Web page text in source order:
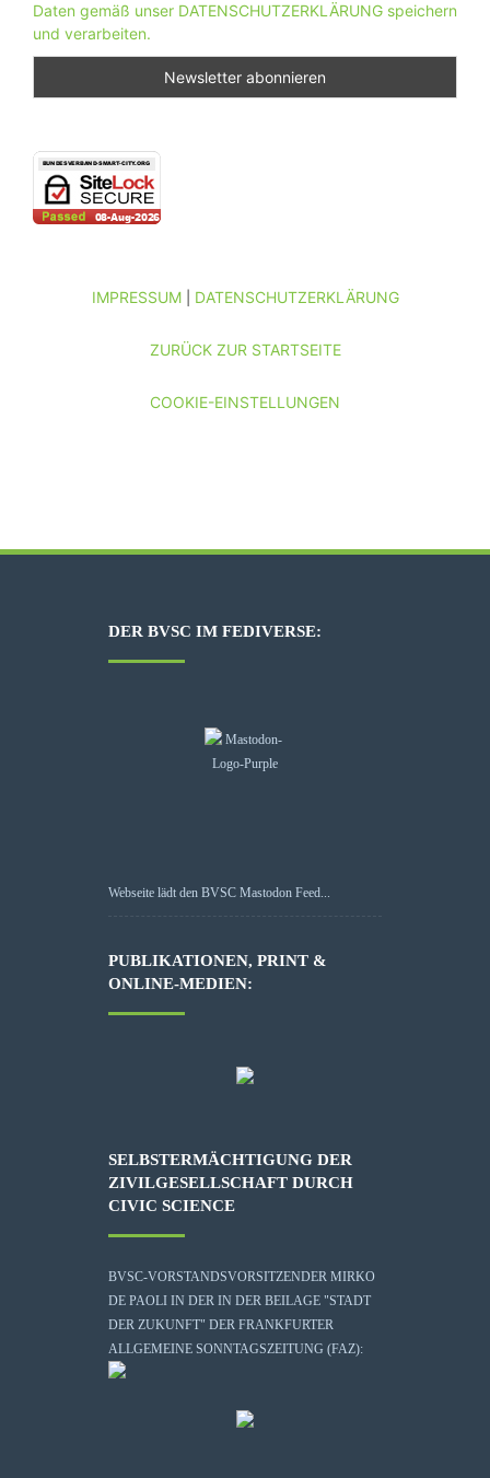
Daten gemäß unser DATENSCHUTZERKLÄRUNG speichern
und verarbeiten.
IMPRESSUM| DATENSCHUTZERKLÄRUNG
ZURÜCK ZUR STARTSEITE
COOKIE-EINSTELLUNGEN
DER BVSC IM FEDIVERSE:
Webseite lädt den BVSC Mastodon Feed...
PUBLIKATIONEN, PRINT &
ONLINE-MEDIEN:
SELBSTERMÄCHTIGUNG DER
ZIVILGESELLSCHAFT DURCH
CIVIC SCIENCE
BVSC-VORSTANDSVORSITZENDER MIRKO
DE PAOLI IN DER IN DER BEILAGE "STADT
DER ZUKUNFT" DER FRANKFURTER
ALLGEMEINE SONNTAGSZEITUNG (FAZ):